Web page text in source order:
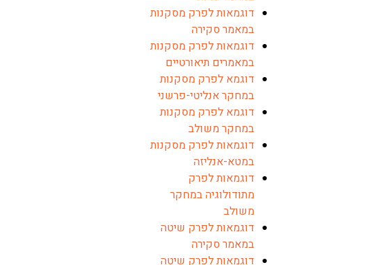
דוגמאות לפרק מסקנות
במאמר סקירה
דוגמאות לפרק מסקנות
במאמרים תיאורטיים
דוגמא לפרק מסקנות
במחקר אנליטי-פרשני
דוגמא לפרק מסקנות
במחקר משולב
דוגמאות לפרק מסקנות
במטא-אנליזה
דוגמאות לפרק
מתודולוגיה במחקר
משולב
דוגמאות לפרק שיטה
במאמר סקירה
דוגמאות לפרק שיטה